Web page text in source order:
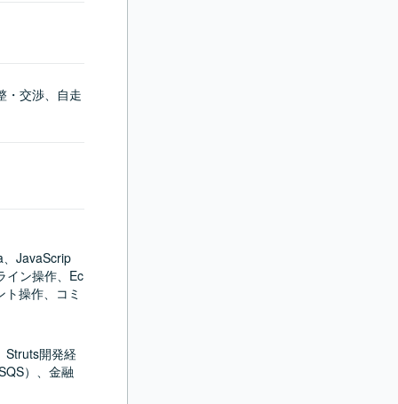
・交渉、自走
JavaScrip
イン操作、Ec
操作、コミ
Struts開発経
）、金融